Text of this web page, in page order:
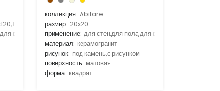
ванной,для гостиной,для кухни
коллекция: Abitare
размер: 20x20
применение: для стен,для пола,для ванной,для
материал: керамогранит
рисунок: под камень,с рисунком
поверхность: матовая
форма: квадрат